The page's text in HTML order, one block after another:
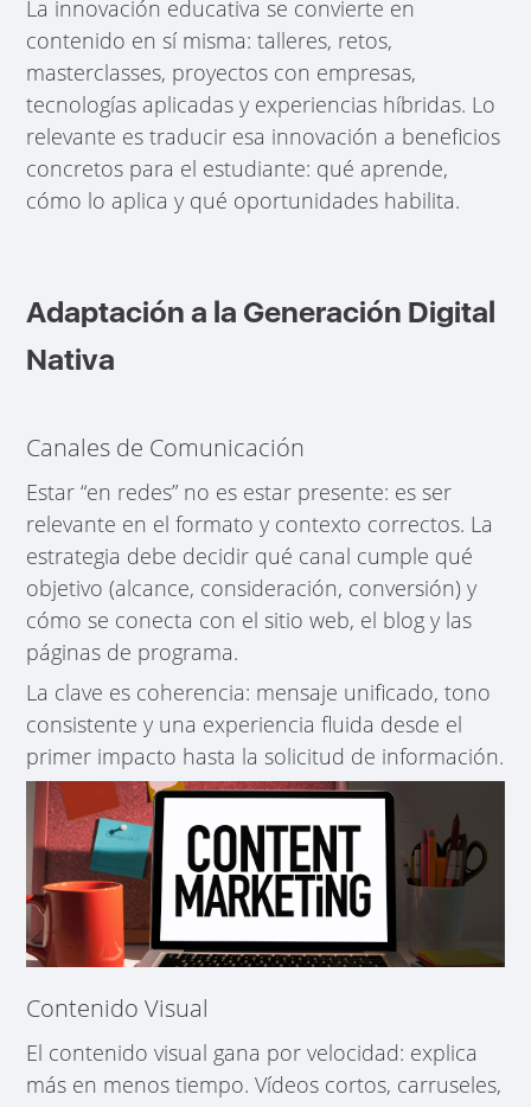
La innovación educativa se convierte en
contenido en sí misma: talleres, retos,
masterclasses, proyectos con empresas,
tecnologías aplicadas y experiencias híbridas. Lo
relevante es traducir esa innovación a beneficios
concretos para el estudiante: qué aprende,
cómo lo aplica y qué oportunidades habilita.
Adaptación a la Generación Digital
Nativa
Canales de Comunicación
Estar “en redes” no es estar presente: es ser
relevante en el formato y contexto correctos. La
estrategia debe decidir qué canal cumple qué
objetivo (alcance, consideración, conversión) y
cómo se conecta con el sitio web, el blog y las
páginas de programa.
La clave es coherencia: mensaje unificado, tono
consistente y una experiencia fluida desde el
primer impacto hasta la solicitud de información.
Contenido Visual
El contenido visual gana por velocidad: explica
más en menos tiempo. Vídeos cortos, carruseles,